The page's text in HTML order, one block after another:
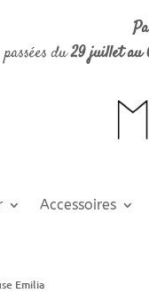
du29 juillet au
Accessoires
Emilia